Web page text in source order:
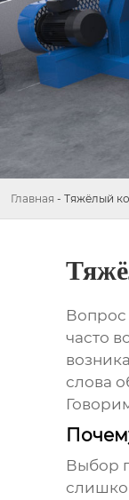
Главная - Тяжёлый
Вопрос
часто
слова
Выбор